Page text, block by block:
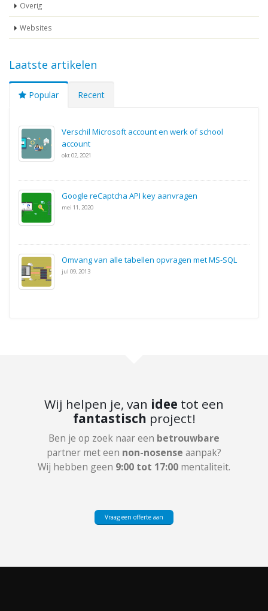
Overig
Websites
Laatste artikelen
Popular Recent
Verschil Microsoft account en werk of school
account
okt 02, 2021
Google reCaptcha API key aanvragen
mei 11, 2020
Omvang van alle tabellen opvragen met MS-SQL
jul 09, 2013
Wij helpen je, van idee tot een
fantastisch project!
Ben je op zoek naar een betrouwbare
partner met een non-nosense aanpak?
Wij hebben geen 9:00 tot 17:00 mentaliteit.
Vraag een offerte aan